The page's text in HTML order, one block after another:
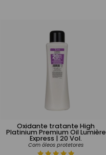
Oxidante tratante High
Platinium Premium Oil Lumière
Express | 20 Vol.
Com óleos protetores